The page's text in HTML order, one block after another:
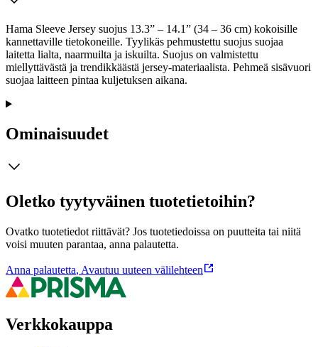
Hama Sleeve Jersey suojus 13.3” – 14.1” (34 – 36 cm) kokoisille
kannettaville tietokoneille. Tyylikäs pehmustettu suojus suojaa
laitetta lialta, naarmuilta ja iskuilta. Suojus on valmistettu
miellyttävästä ja trendikkäästä jersey-materiaalista. Pehmeä sisävuori
suojaa laitteen pintaa kuljetuksen aikana.
Ominaisuudet
Oletko tyytyväinen tuotetietoihin?
Ovatko tuotetiedot riittävät? Jos tuotetiedoissa on puutteita tai niitä
voisi muuten parantaa, anna palautetta.
Anna palautetta, Avautuu uuteen välilehteen
Verkkokauppa